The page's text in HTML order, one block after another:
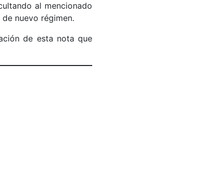
al mencionado
nuevo régimen.
de esta nota que